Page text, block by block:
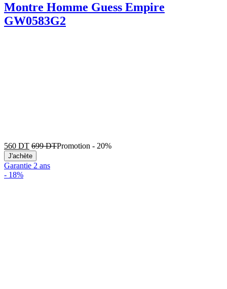
Montre Homme Guess Empire
GW0583G2
560 DT 699DTPromotion - 20%
J'achète
Garantie 2 ans
- 18%